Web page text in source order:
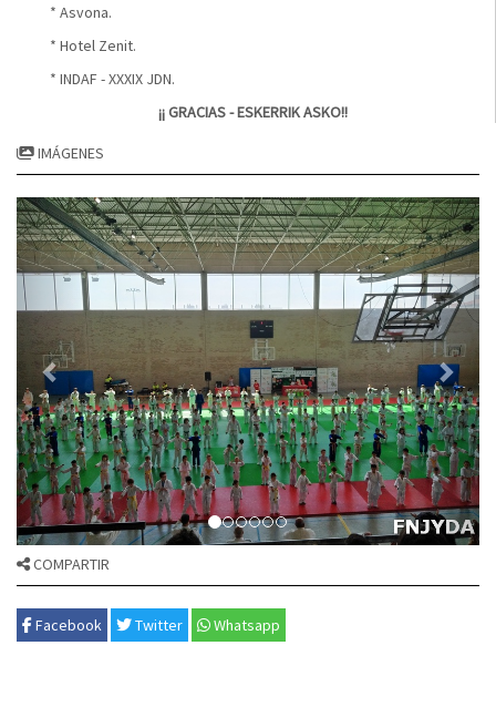
* Asvona.
* Hotel Zenit.
* INDAF - XXXIX JDN.
¡¡ GRACIAS - ESKERRIK ASKO!!
IMÁGENES
COMPARTIR
Facebook Twitter Whatsapp